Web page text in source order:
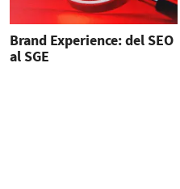
Brand Experience: del SEO
al SGE